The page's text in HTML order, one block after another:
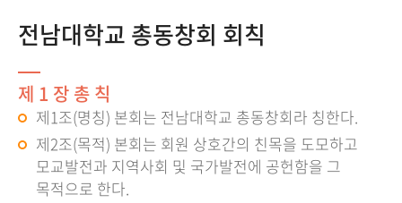
전남대학교 총동창회 회칙
제 1 장 총 칙
제1조(명칭) 본회는 전남대학교 총동창회라 칭한다.
제2조(목적) 본회는 회원 상호간의 친목을 도모하고
모교발전과 지역사회 및 국가발전에 공헌함을 그
목적으로 한다.